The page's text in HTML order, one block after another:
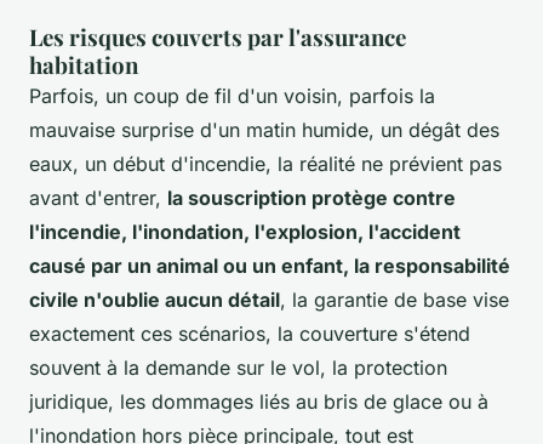
Les risques couverts par l'assurance
habitation
Parfois, un coup de fil d'un voisin, parfois la
mauvaise surprise d'un matin humide, un dégât des
eaux, un début d'incendie, la réalité ne prévient pas
avant d'entrer, la souscription protège contre
l'incendie, l'inondation, l'explosion, l'accident
causé par un animal ou un enfant, la responsabilité
civile n'oublie aucun détail, la garantie de base vise
exactement ces scénarios, la couverture s'étend
souvent à la demande sur le vol, la protection
juridique, les dommages liés au bris de glace ou à
l'inondation hors pièce principale, tout est